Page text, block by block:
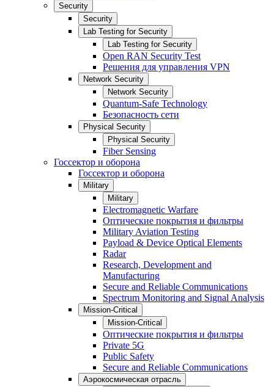
Security
Security
Lab Testing for Security
Lab Testing for Security
Open RAN Security Test
Решения для управления VPN
Network Security
Network Security
Quantum-Safe Technology
Безопасность сети
Physical Security
Physical Security
Fiber Sensing
Госсектор и оборона
Госсектор и оборона
Military
Military
Electromagnetic Warfare
Оптические покрытия и фильтры
Military Aviation Testing
Payload & Device Optical Elements
Radar
Research, Development and
Manufacturing
Secure and Reliable Communications
Spectrum Monitoring and Signal Analysis
Mission-Critical
Mission-Critical
Оптические покрытия и фильтры
Private 5G
Public Safety
Secure and Reliable Communications
Аэрокосмическая отрасль